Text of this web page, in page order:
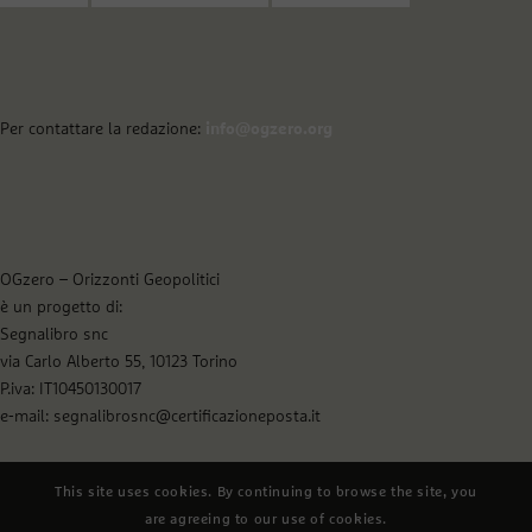
Per contattare la redazione:
OGzero – Orizzonti Geopolitici
è un progetto di:
Segnalibro snc
via Carlo Alberto 55, 10123 Torino
P.iva: IT10450130017
e-mail: segnalibrosnc@certificazioneposta.it
This site uses cookies. By continuing to browse the site, you
are agreeing to our use of cookies.